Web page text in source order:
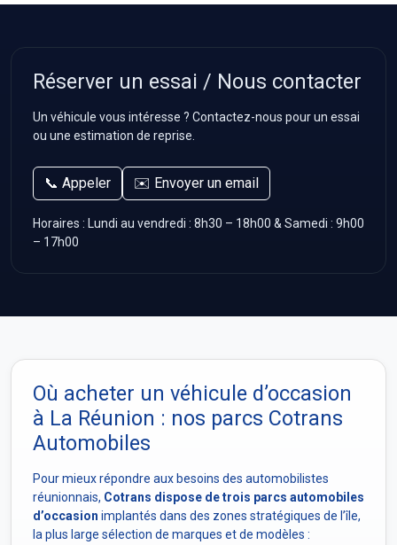
Réserver un essai / Nous contacter
Un véhicule vous intéresse ? Contactez-nous pour un essai
ou une estimation de reprise.
📞 Appeler ✉️ Envoyer un email
Horaires : Lundi au vendredi : 8h30 – 18h00 & Samedi : 9h00
– 17h00
Où acheter un véhicule d’occasion
à La Réunion : nos parcs Cotrans
Automobiles
Pour mieux répondre aux besoins des automobilistes
réunionnais, Cotrans dispose de trois parcs automobiles
d’occasion implantés dans des zones stratégiques de l’île,
la plus large sélection de marques et de modèles :